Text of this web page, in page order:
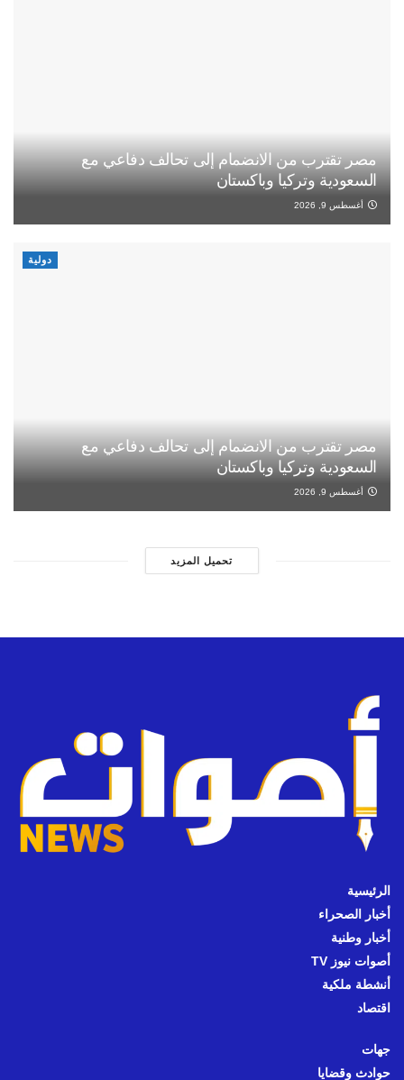
مصر تقترب من الانضمام إلى تحالف دفاعي مع
السعودية وتركيا وباكستان
أغسطس 9, 2026
دولية
مصر تقترب من الانضمام إلى تحالف دفاعي مع
السعودية وتركيا وباكستان
أغسطس 9, 2026
تحميل المزيد
الرئيسية
أخبار الصحراء
أخبار وطنية
أصوات نيوز TV
أنشطة ملكية
اقتصاد
جهات
حوادث وقضايا